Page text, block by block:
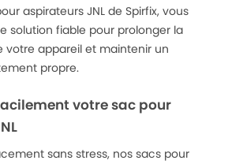
aspirateurs JNL de Spirfix, vous
solution fiable pour prolonger la
votre appareil et maintenir un
propre.
votre sac pour
sans stress, nos sacs pour